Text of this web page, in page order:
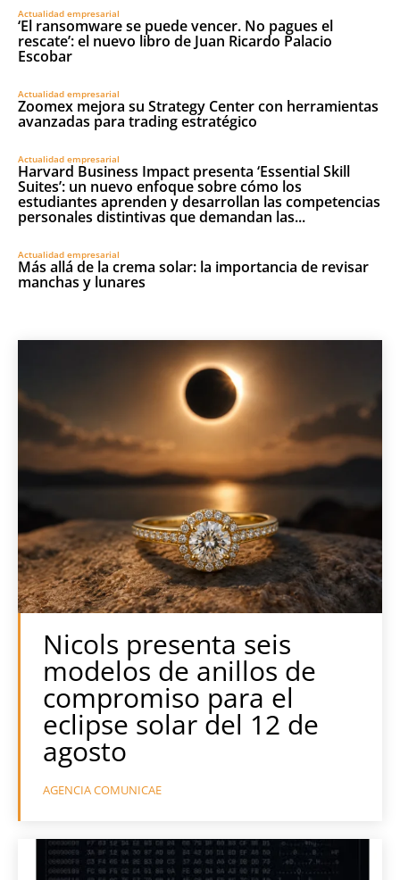
Actualidad empresarial
‘El ransomware se puede vencer. No pagues el
rescate’: el nuevo libro de Juan Ricardo Palacio
Escobar
Actualidad empresarial
Zoomex mejora su Strategy Center con herramientas
avanzadas para trading estratégico
Actualidad empresarial
Harvard Business Impact presenta ‘Essential Skill
Suites’: un nuevo enfoque sobre cómo los
estudiantes aprenden y desarrollan las competencias
personales distintivas que demandan las...
Actualidad empresarial
Más allá de la crema solar: la importancia de revisar
manchas y lunares
Nicols presenta seis
modelos de anillos de
compromiso para el
eclipse solar del 12 de
agosto
AGENCIA COMUNICAE